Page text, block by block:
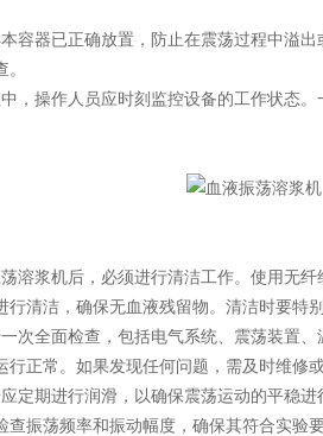
器已正确放置，防止在震荡过程中溢出
操作人员应时刻监控设备的工作状态。
浆机后，必须进行清洁工作。使用无纤
清洁，确保无血液残留物。清洁时要特
全面检查，包括电气系统、震荡装置、
正常。如果发现任何问题，需及时维修或
期进行润滑，以确保震荡运动的平稳进
振荡频率和振动幅度，确保其符合实验要